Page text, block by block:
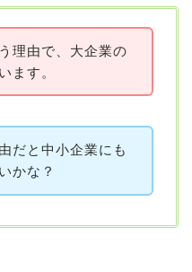
理由で、大企業の
ます。
だと中小企業にも
かな？